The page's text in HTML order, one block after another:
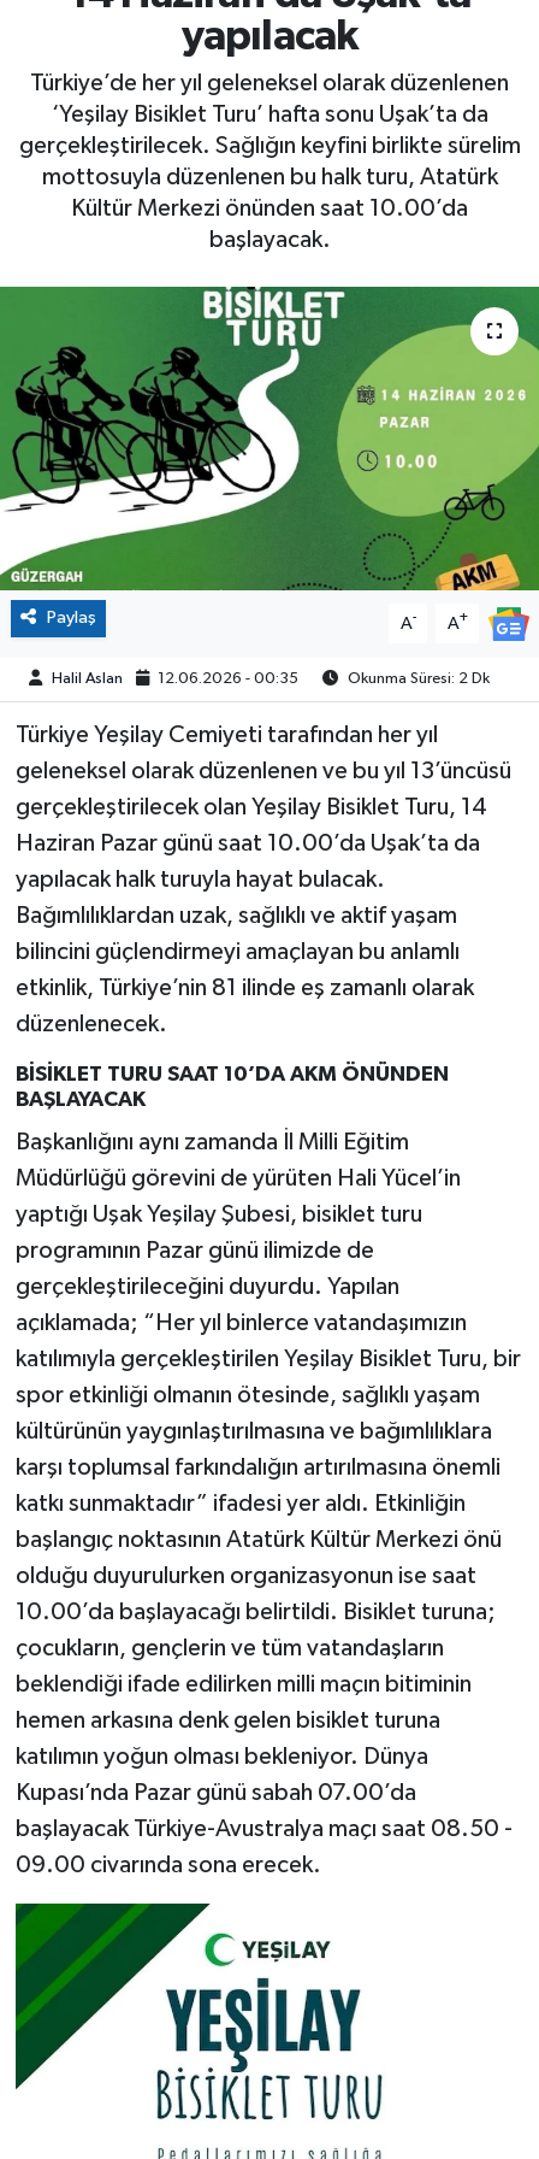
yapılacak
Türkiye’de her yıl geleneksel olarak düzenlenen
‘Yeşilay Bisiklet Turu’ hafta sonu Uşak’ta da
gerçekleştirilecek. Sağlığın keyfini birlikte sürelim
mottosuyla düzenlenen bu halk turu, Atatürk
Kültür Merkezi önünden saat 10.00’da
başlayacak.
Paylaş A- A+
Halil Aslan 12.06.2026 - 00:35 Okunma Süresi: 2 Dk
Türkiye Yeşilay Cemiyeti tarafından her yıl
geleneksel olarak düzenlenen ve bu yıl 13’üncüsü
gerçekleştirilecek olan Yeşilay Bisiklet Turu, 14
Haziran Pazar günü saat 10.00’da Uşak’ta da
yapılacak halk turuyla hayat bulacak.
Bağımlılıklardan uzak, sağlıklı ve aktif yaşam
bilincini güçlendirmeyi amaçlayan bu anlamlı
etkinlik, Türkiye’nin 81 ilinde eş zamanlı olarak
düzenlenecek.
BİSİKLET TURU SAAT 10’DA AKM ÖNÜNDEN
BAŞLAYACAK
Başkanlığını aynı zamanda İl Milli Eğitim
Müdürlüğü görevini de yürüten Hali Yücel’in
yaptığı Uşak Yeşilay Şubesi, bisiklet turu
programının Pazar günü ilimizde de
gerçekleştirileceğini duyurdu. Yapılan
açıklamada; “Her yıl binlerce vatandaşımızın
katılımıyla gerçekleştirilen Yeşilay Bisiklet Turu, bir
spor etkinliği olmanın ötesinde, sağlıklı yaşam
kültürünün yaygınlaştırılmasına ve bağımlılıklara
karşı toplumsal farkındalığın artırılmasına önemli
katkı sunmaktadır” ifadesi yer aldı. Etkinliğin
başlangıç noktasının Atatürk Kültür Merkezi önü
olduğu duyurulurken organizasyonun ise saat
10.00’da başlayacağı belirtildi. Bisiklet turuna;
çocukların, gençlerin ve tüm vatandaşların
beklendiği ifade edilirken milli maçın bitiminin
hemen arkasına denk gelen bisiklet turuna
katılımın yoğun olması bekleniyor. Dünya
Kupası’nda Pazar günü sabah 07.00’da
başlayacak Türkiye-Avustralya maçı saat 08.50 -
09.00 civarında sona erecek.